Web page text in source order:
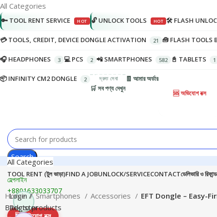
All Categories
🔑 TOOL RENT SERVICE 🔓 UNLOCK TOOLS 🛠️ FLASH
💳 TOOLS, CREDIT, DEVICE DONGLE ACTIVATION 🧰 FLASH TOOLS
🎧 HEADPHONES 💻 PCS 📲 SMARTPHONES 📓 TABLETS
📦 INFINITY CM2 DONGLE
🛒 সব পণ্য দেখুন
🧾 আমার অর্ডার
🆘 অভিযোগ বক্স
Search
হেল্পলাইন
+8801633033707
All Categories
TOOL RENT (টুল ভাড়া)FIND A JOBUNLOCK/SERVICECONTACTডেলিভারি ও
Login /
Register
Home Smartphones Accessories
EFT Dongle – Easy-
Back to products